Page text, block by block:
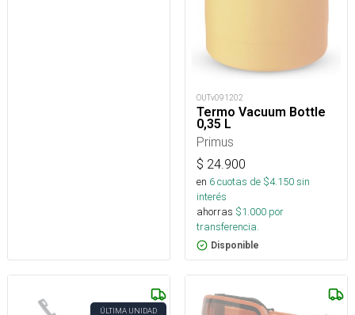
OUTv091202
Termo Vacuum Bottle
0,35 L
Primus
$ 24.900
en 6cuotas de $4.150sin
interés
ahorras $1.000 por
transferencia.
Disponible
ÚLTIMA UNIDAD